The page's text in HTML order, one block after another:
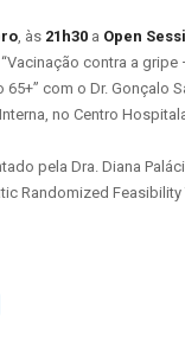
, às 21h30 a Open
contra a
com o Dr. Gonçalo
no Centro
pela Dra. Diana
Randomized